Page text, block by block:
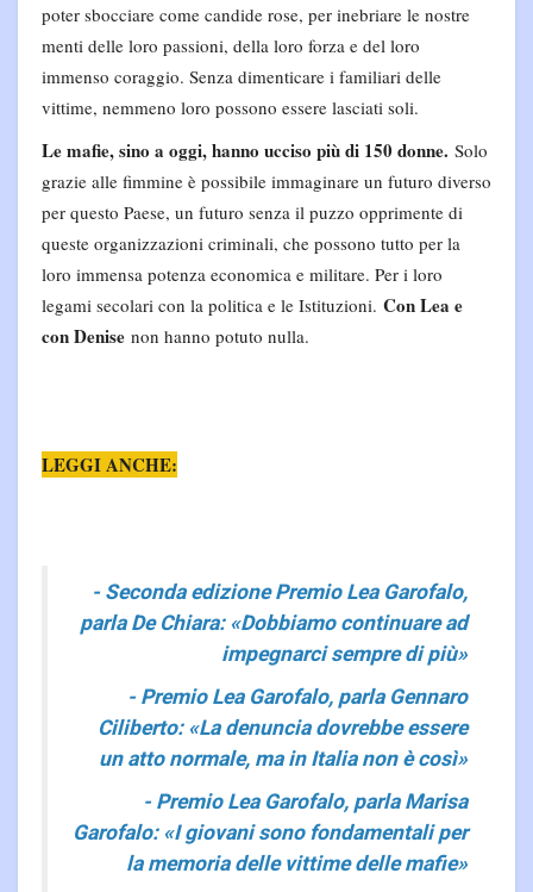
poter sbocciare come candide rose, per inebriare le nostre
menti delle loro passioni, della loro forza e del loro
immenso coraggio. Senza dimenticare i familiari delle
vittime, nemmeno loro possono essere lasciati soli.
Le mafie, sino a oggi, hanno ucciso più di 150 donne. Solo
grazie alle fimmine è possibile immaginare un futuro diverso
per questo Paese, un futuro senza il puzzo opprimente di
queste organizzazioni criminali, che possono tutto per la
loro immensa potenza economica e militare. Per i loro
legami secolari con la politica e le Istituzioni. Con Lea e
con Denise non hanno potuto nulla.
LEGGI ANCHE:
- Seconda edizione Premio Lea Garofalo,
parla De Chiara: «Dobbiamo continuare ad
impegnarci sempre di più»
- Premio Lea Garofalo, parla Gennaro
Ciliberto: «La denuncia dovrebbe essere
un atto normale, ma in Italia non è così»
- Premio Lea Garofalo, parla Marisa
Garofalo: «I giovani sono fondamentali per
la memoria delle vittime delle mafie»